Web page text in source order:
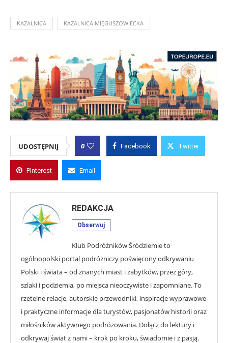
KAZALNICA KAZALNICA MIĘGUSZOWIECKA
UDOSTĘPNIJ 0 Facebook Twitter
Pinterest Email
REDAKCJA
Obserwuj
Klub Podróżników Śródziemie to
ogólnopolski portal podróżniczy poświęcony odkrywaniu
Polski i świata – od znanych miast i zabytków, przez góry,
szlaki i podziemia, po miejsca nieoczywiste i zapomniane. To
rzetelne relacje, autorskie przewodniki, inspiracje wyprawowe
i praktyczne informacje dla turystów, pasjonatów historii oraz
miłośników aktywnego podróżowania. Dołącz do lektury i
odkrywaj świat z nami – krok po kroku, świadomie i z pasją.